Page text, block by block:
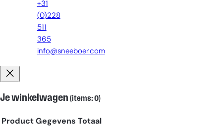
+31
(0)228
511
365
info@sneeboer.com
Je winkelwagen (items: 0)
Product Gegevens Totaal